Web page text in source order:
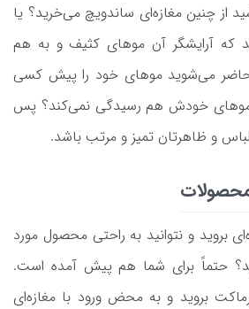
از چنین مغازه‌ای ساندویچ می‌خرید؟ یا
که آرایشگر آن موهای کثیف و به هم
حاضر می‌شوید موهای خود را پیش کسی
موهای خودش هم رسیدگی نمی‌کند؟ پس
و ظاهرتان تمیز و مرتب باشد.
بروید و نتوانید به راحتی محصول مورد
حتماً برای شما هم پیش آمده است.
بروید و به محض ورود با مغازه‌ای